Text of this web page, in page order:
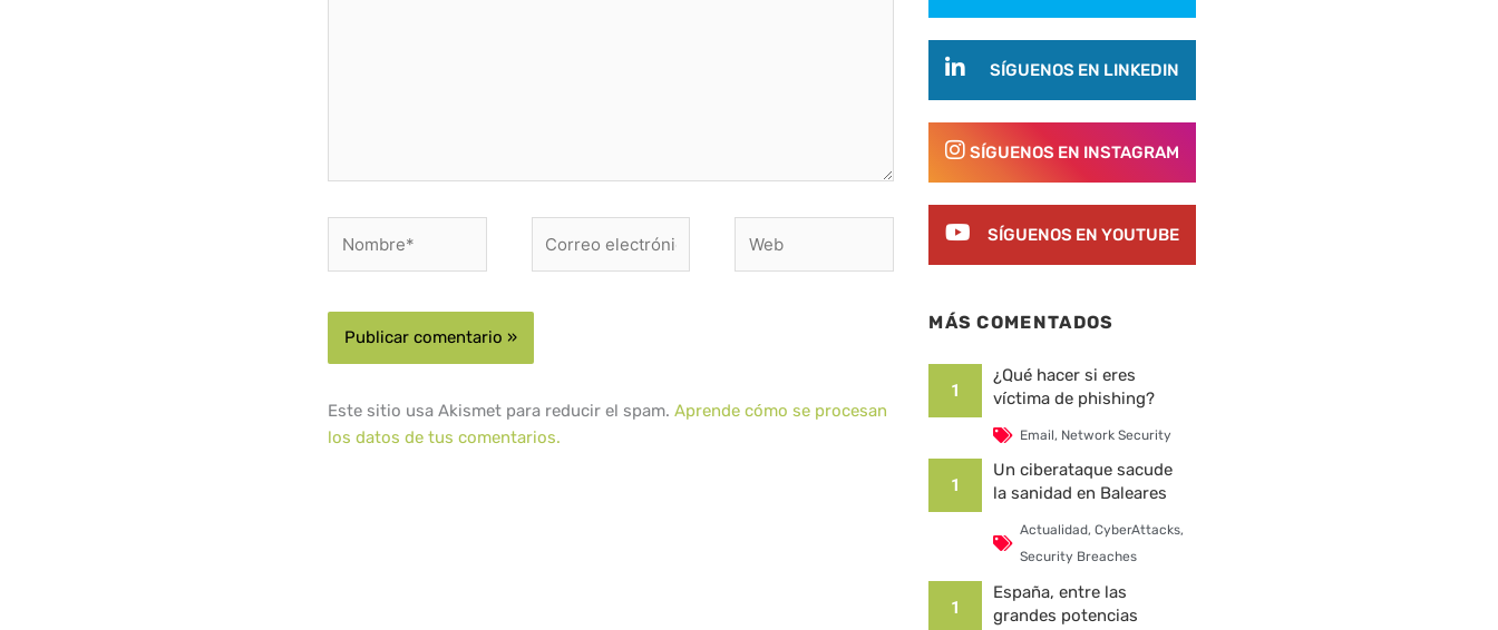
electrónico*
Este sitio usa Akismet para reducir el spam.Aprende cómo se procesan
los datos de tus comentarios.
SÍGUENOS EN LINKEDIN
SÍGUENOS EN INSTAGRAM
SÍGUENOS EN YOUTUBE
MÁS COMENTADOS
1
¿Qué hacer si eres
víctima de phishing?
Email, Network Security
1
Un ciberataque sacude
la sanidad en Baleares
Actualidad, CyberAttacks,
Security Breaches
1
España, entre las
grandes potencias